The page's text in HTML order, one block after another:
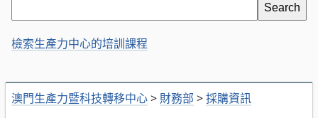
澳門生產力暨科技轉移中心> 財務部 >採購資訊
檢索生產力中心的培訓課程